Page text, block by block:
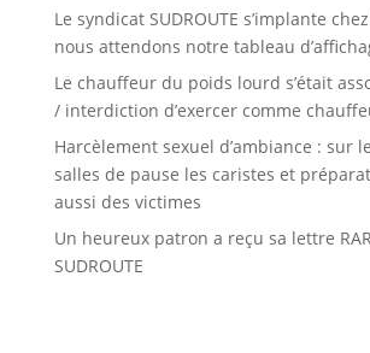
Le syndicat SUDROUTE s’implante chez
nous attendons notre tableau
Le chauffeur du poids lourd s’était
/ interdiction d’exercer comme
Harcèlement sexuel d’ambiance : sur
salles de pause les caristes et
aussi des victimes
Un heureux patron a reçu sa lettre
SUDROUTE